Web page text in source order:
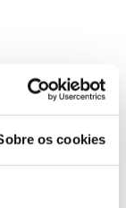
os cookies